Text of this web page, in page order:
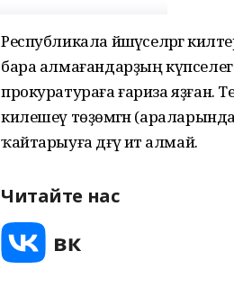
Республикала йәшәүселәргә
бара алмағандарҙың
прокуратураға ғариза яҙған.
килешеү төҙөмәгән
ҡайтарыуға дәғүә итә алмай.
Читайте нас